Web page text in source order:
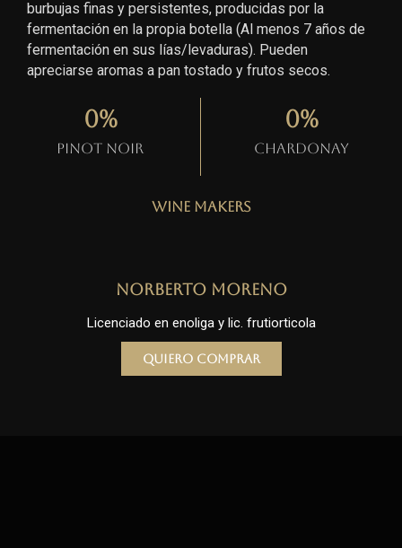
burbujas finas y persistentes, producidas por la
fermentación en la propia botella (Al menos 7 años de
fermentación en sus lías/levaduras). Pueden
apreciarse aromas a pan tostado y frutos secos.
Pinot Noir
0%
Chardonay
0%
Wine Makers
Norberto Moreno
Licenciado en enoliga y lic. frutiorticola
Quiero comprar